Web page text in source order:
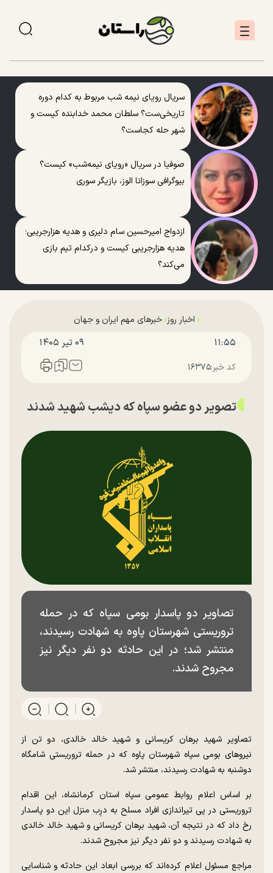
سریال رویای نیمه شب مربوط به کدام دوره
تاریخی‌ست؟ سلطان محمد خدابنده کیست و
شهر حله کجاست؟
صوفیا در سریال «رویای نیمه‌شب» کیست؟
بیوگرافی سوزانا الوز، بازیگر سوری
ازدواج امیرحسین سام دلیری و هدیه هزارجریبی؛
هدیه هزارجریبی کیست و درکدام تیم بازی
می‌کند؟
اخبار روز خبرهای مهم ایران و جهان
۱۱:۵۵ ۰۹ تير ۱۴۰۵
کد خبر:۱۶۳۷۵
تصویر دو عضو سپاه که دیشب شهید شدند
تصاویر دو پاسدار بومی سپاه که در حمله
تروریستی شهرستان پاوه به شهادت رسیدند،
منتشر شد؛ در این حادثه دو نفر دیگر نیز
مجروح شدند.
تصاویر شهید برهان کریسانی و شهید خالد خالدی، دو تن از
نیرو‌های بومی سپاه شهرستان پاوه که در حمله تروریستی شامگاه
دوشنبه به شهادت رسیدند، منتشر شد.
بر اساس اعلام روابط عمومی سپاه استان کرمانشاه، این اقدام
تروریستی در پی تیراندازی افراد مسلح به درِب منزل این دو پاسدار
رخ داد که در نتیجه آن، شهید برهان کریسانی و شهید خالد خالدی
به شهادت رسیدند و دو نفر دیگر نیز مجروح شدند.
مراجع مسئول اعلام کرده‌اند که بررسی ابعاد این حادثه و شناسایی